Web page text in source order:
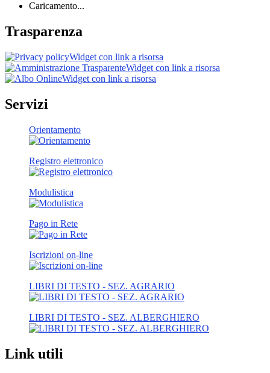
Caricamento...
Trasparenza
Widget con link a risorsa
Widget con link a risorsa
Widget con link a risorsa
Servizi
Orientamento
Registro elettronico
Modulistica
Pago in Rete
Iscrizioni on-line
LIBRI DI TESTO - SEZ. AGRARIO
LIBRI DI TESTO - SEZ. ALBERGHIERO
Link utili